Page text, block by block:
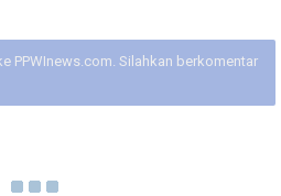
PPWInews.com. Silahkan berkomentar